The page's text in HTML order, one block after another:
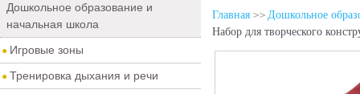
Дошкольное образование и
начальная школа
Игровые зоны
Тренировка дыхания и речи
Главная
Дошкольное
Набор для творческого